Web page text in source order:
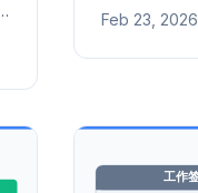
Feb 23, 2026